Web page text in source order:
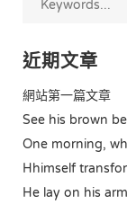
近期文章
網站第一篇文章
See his brown
One morning,
Hhimself
He lay on his